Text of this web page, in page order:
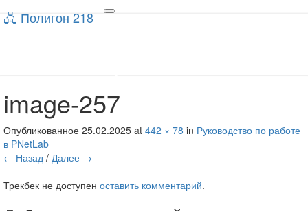
Toggle
🖧 Полигон 218
🖧 Полигон 218
image-257
Опубликованное 25.02.2025 at 442 × 78 in Руководство по работе
в PNetLab
← Назад / Далее →
Трекбек не доступен оставить комментарий.